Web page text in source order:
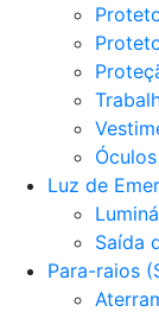
Luz de
Saída
Para-raios